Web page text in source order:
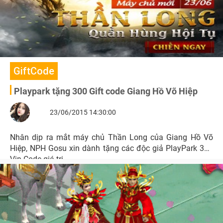
GiftCode
Playpark tặng 300 Gift code Giang Hồ Võ Hiệp
23/06/2015 14:30:00
Nhân dịp ra mắt máy chủ Thần Long của Giang Hồ Võ
Hiệp, NPH Gosu xin dành tặng các độc giả PlayPark 300
Vip Code giá trị.